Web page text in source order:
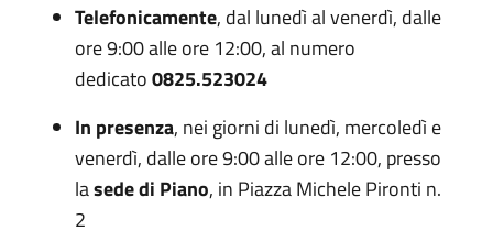
Telefonicamente, dal lunedì al venerdì, dalle
ore 9:00 alle ore 12:00, al numero
dedicato0825.523024
In presenza, nei giorni di lunedì, mercoledì e
venerdì, dalle ore 9:00 alle ore 12:00, presso
lasede di Piano, in Piazza Michele Pironti n.
2